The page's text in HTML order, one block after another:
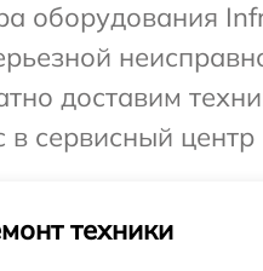
оборудования
доставим
в сервисный
техники